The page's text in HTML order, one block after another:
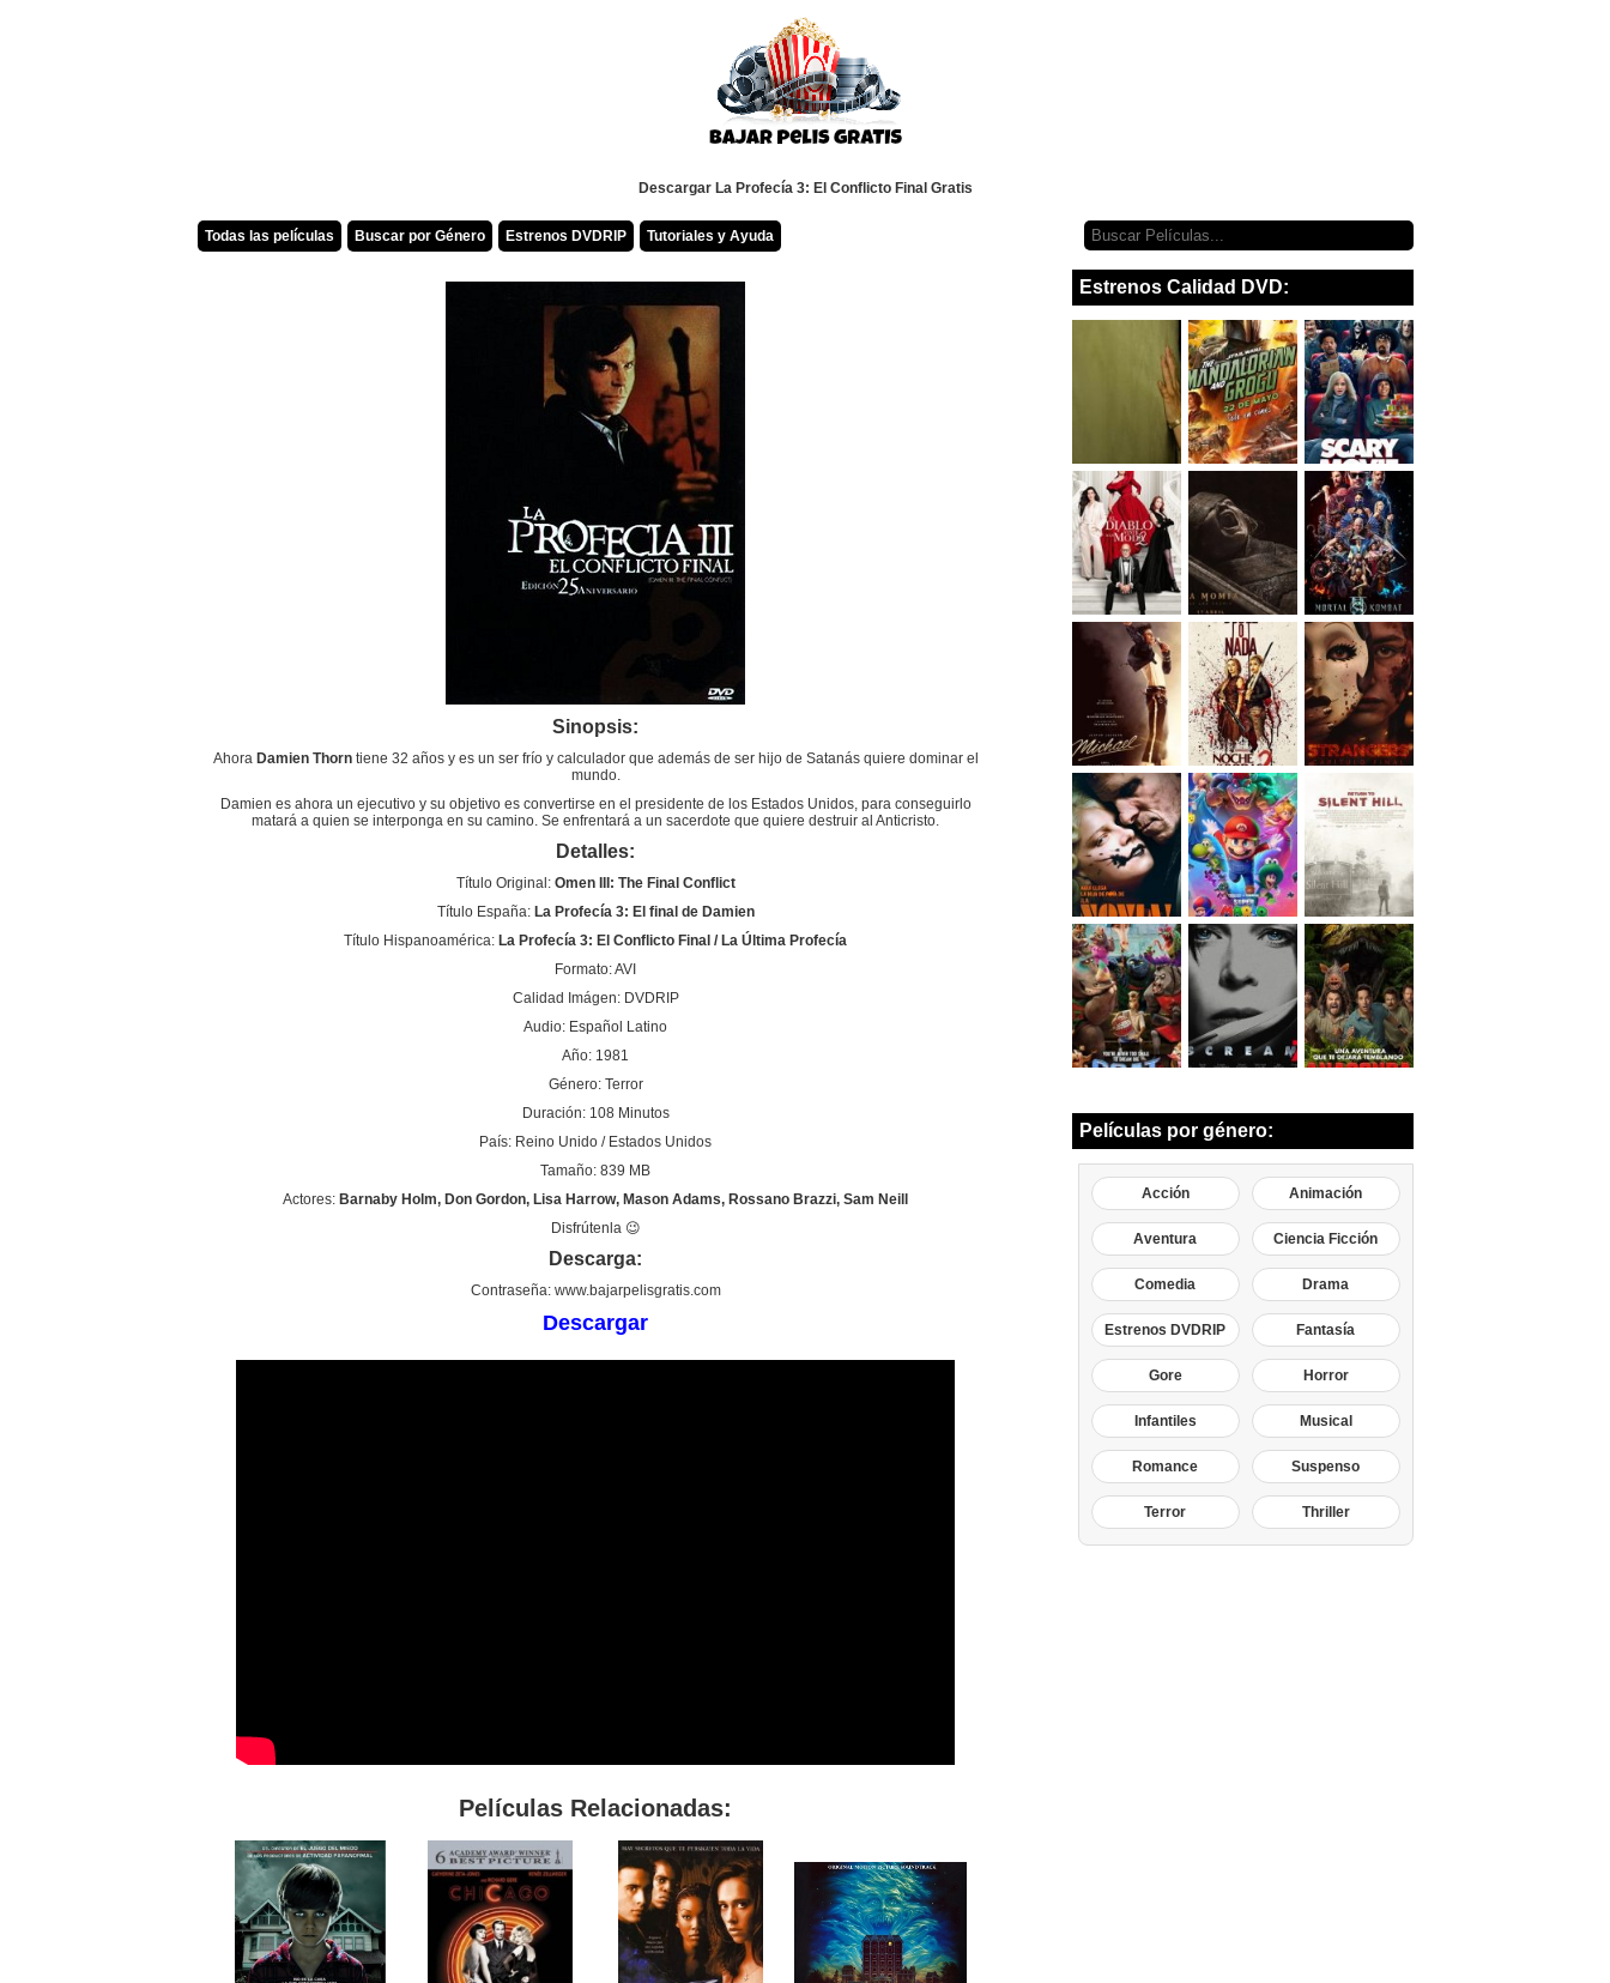
Descargar La Profecía 3: El Conflicto Final Gratis
Todas las películas Buscar por Género Estrenos DVDRIP Tutoriales y Ayuda
Sinopsis:
Ahora Damien Thorntiene 32 años y es un ser frío y calculador que además de ser hijo de Satanás quiere dominar el
mundo.
Damien es ahora un ejecutivo y su objetivo es convertirse en el presidente de los Estados Unidos, para conseguirlo
matará a quien se interponga en su camino. Se enfrentará a un sacerdote que quiere destruir al Anticristo.
Detalles:
Título Original: Omen III: The Final Conflict
Título España:La Profecía 3: El final de Damien
Título Hispanoamérica: La Profecía 3: El Conflicto Final / La Última Profecía
Formato: AVI
Calidad Imágen: DVDRIP
Audio: Español Latino
Año: 1981
Género: Terror
Duración: 108 Minutos
País: Reino Unido / Estados Unidos
Tamaño: 839 MB
Actores: Barnaby Holm, Don Gordon, Lisa Harrow, Mason Adams, Rossano Brazzi, Sam Neill
Disfrútenla 😉
Descarga:
Contraseña: www.bajarpelisgratis.com
Descargar
Películas Relacionadas:
Estrenos Calidad DVD:
Películas por género:
Acción Animación
Aventura Ciencia Ficción
Comedia Drama
Estrenos DVDRIP Fantasía
Gore Horror
Infantiles Musical
Romance Suspenso
Terror Thriller